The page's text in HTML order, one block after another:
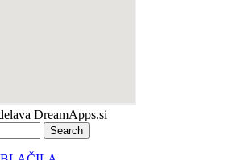
DreamApps.si
Search